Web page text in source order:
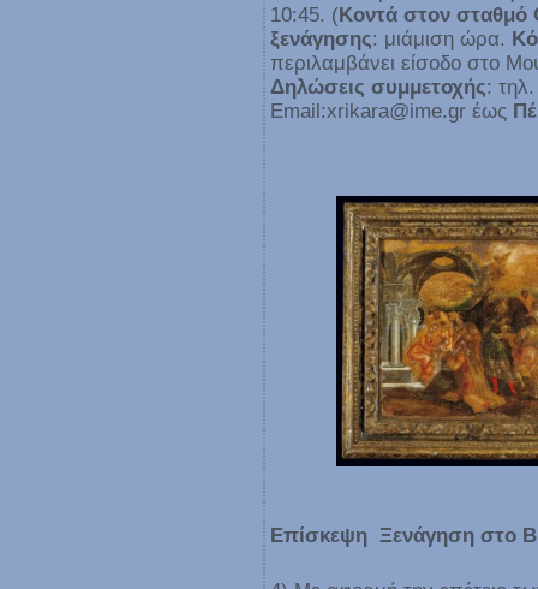
10:45. (Κοντά στον σταθμό
ξενάγησης: μιάμιση ώρα.
περιλαμβάνει είσοδο στο
Δηλώσεις συμμετοχής:
Εmail:xrikara@ime.gr έως
Επίσκεψη  Ξενάγηση στο